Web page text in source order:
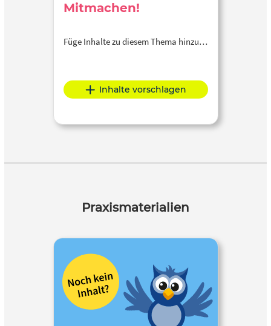
Mitmachen!
Füge Inhalte zu diesem Thema hinzu…
Inhalte vorschlagen
Praxismaterialien